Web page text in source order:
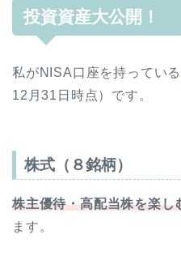
投資資産大公開！
私がNISA口座を持っている
12月31日時点）です。
株式（８銘柄）
株主優待・高配当株を楽し
ます。